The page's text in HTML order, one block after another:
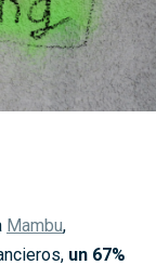
Mambu,
un 67%